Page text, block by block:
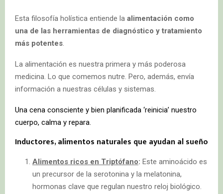
Esta filosofía holística entiende la alimentación como
una de las herramientas de diagnóstico y tratamiento
más potentes.
La alimentación es nuestra primera y más poderosa
medicina. Lo que comemos nutre. Pero, además, envía
información a nuestras células y sistemas.
Una cena consciente y bien planificada ‘reinicia’ nuestro
cuerpo, calma y repara.
Inductores, alimentos naturales que ayudan al sueño
Alimentos ricos en Triptófano: Este aminoácido es
un precursor de la serotonina y la melatonina,
hormonas clave que regulan nuestro reloj biológico.